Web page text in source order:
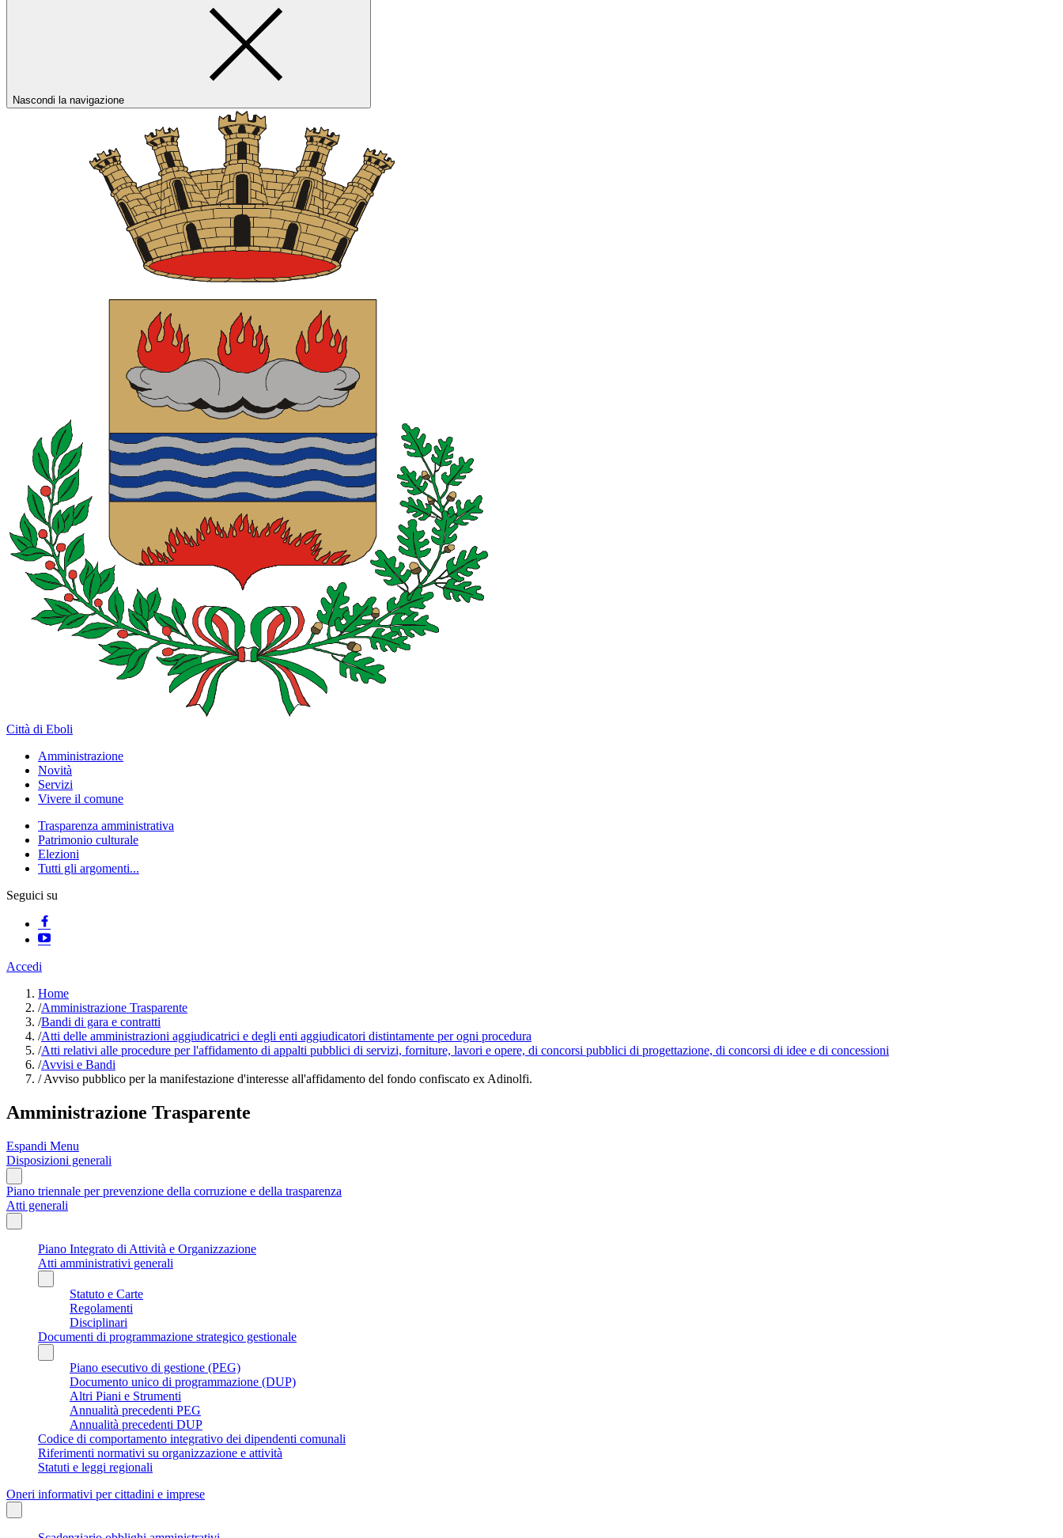
Nascondi la navigazione
Città di Eboli
Amministrazione
Novità
Servizi
Vivere il comune
Trasparenza amministrativa
Patrimonio culturale
Elezioni
Tutti gli argomenti...
Seguici su
Accedi
Home
/Amministrazione Trasparente
/Bandi di gara e contratti
/Atti delle amministrazioni aggiudicatrici e degli enti aggiudicatori distintamente per ogni procedura
/Atti relativi alle procedure per l'affidamento di appalti pubblici di servizi, forniture, lavori e opere, di concorsi pubblici di progettazione, di concorsi di idee e di concessioni
/Avvisi e Bandi
/Avviso pubblico per la manifestazione d'interesse all'affidamento del fondo confiscato ex Adinolfi.
Amministrazione Trasparente
Espandi Menu
Disposizioni generali
Piano triennale per prevenzione della corruzione e della trasparenza
Atti generali
Piano Integrato di Attività e Organizzazione
Atti amministrativi generali
Statuto e Carte
Regolamenti
Disciplinari
Documenti di programmazione strategico gestionale
Piano esecutivo di gestione (PEG)
Documento unico di programmazione (DUP)
Altri Piani e Strumenti
Annualità precedenti PEG
Annualità precedenti DUP
Codice di comportamento integrativo dei dipendenti comunali
Riferimenti normativi su organizzazione e attività
Statuti e leggi regionali
Oneri informativi per cittadini e imprese